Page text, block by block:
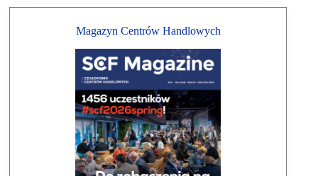
Magazyn Centrów Handlowych